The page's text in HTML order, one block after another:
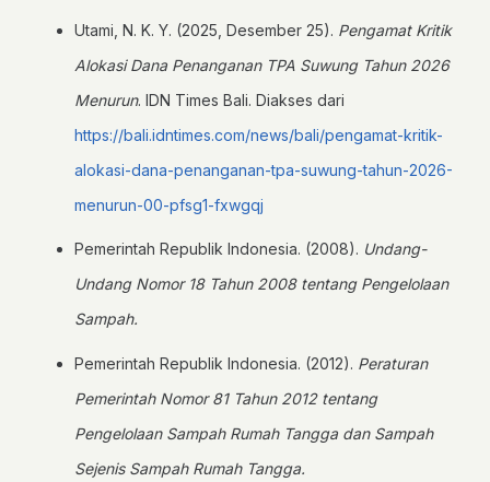
Utami, N. K. Y. (2025, Desember 25). Pengamat Kritik
Alokasi Dana Penanganan TPA Suwung Tahun 2026
Menurun. IDN Times Bali. Diakses dari
https://bali.idntimes.com/news/bali/pengamat-kritik-
alokasi-dana-penanganan-tpa-suwung-tahun-2026-
menurun-00-pfsg1-fxwgqj
Pemerintah Republik Indonesia. (2008). Undang-
Undang Nomor 18 Tahun 2008 tentang Pengelolaan
Sampah.
Pemerintah Republik Indonesia. (2012). Peraturan
Pemerintah Nomor 81 Tahun 2012 tentang
Pengelolaan Sampah Rumah Tangga dan Sampah
Sejenis Sampah Rumah Tangga.